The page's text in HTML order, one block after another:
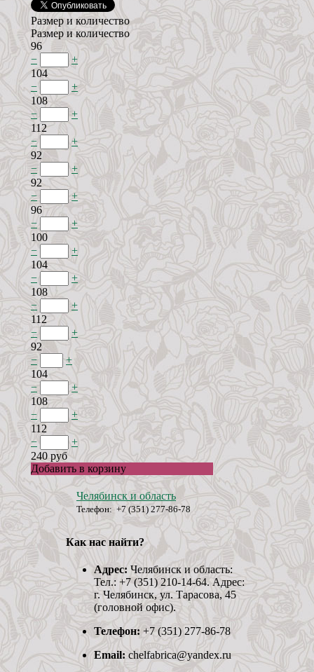
Размер и количество
Размер и количество
96
−
+
104
−
+
108
−
+
112
−
+
92
−
+
92
−
+
96
−
+
100
−
+
104
−
+
108
−
+
112
−
+
92
−
+
104
−
+
108
−
+
112
−
+
240 руб
Добавить в корзину
Челябинск и область
Телефон: +7 (351) 277-86-78
Как нас найти?
Адрес: Челябинск и область:
Тел.: +7 (351) 210-14-64. Адрес:
г. Челябинск, ул. Тарасова, 45
(головной офис).
Телефон: +7 (351) 277-86-78
Email: chelfabrica@yandex.ru